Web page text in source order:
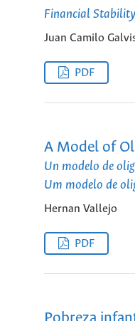
Financial
Juan Camilo
PDF
A Model of
Un modelo de
Um modelo de
Hernan Vallejo
PDF